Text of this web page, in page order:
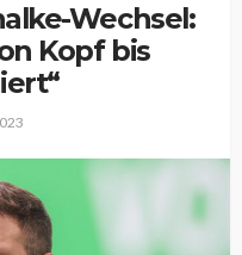
Wechsel:
Kopf bis